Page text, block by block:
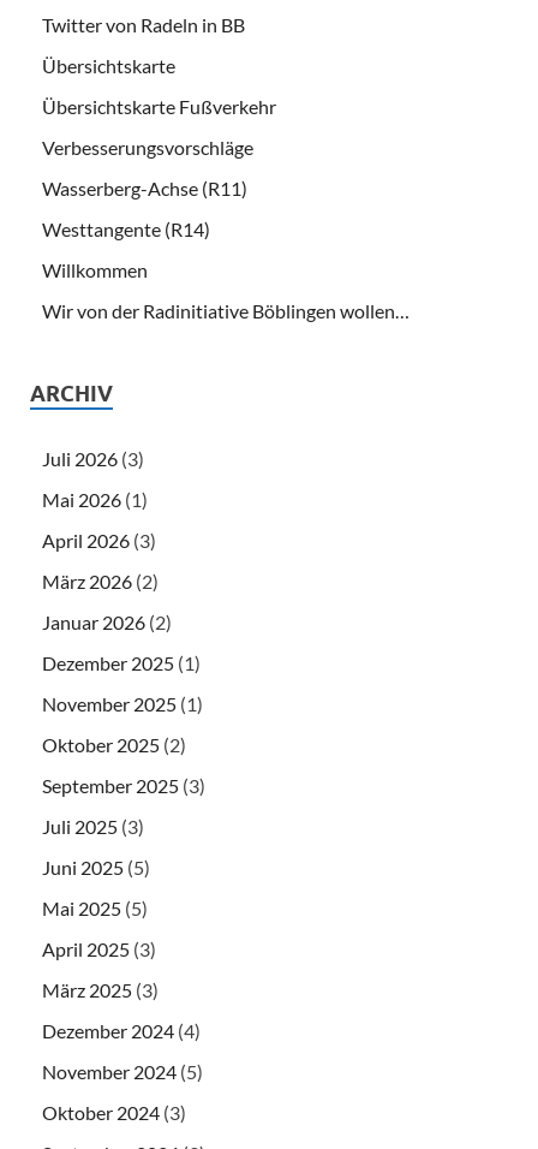
Twitter von Radeln in BB
Übersichtskarte
Übersichtskarte Fußverkehr
Verbesserungsvorschläge
Wasserberg-Achse (R11)
Westtangente (R14)
Willkommen
Wir von der Radinitiative Böblingen wollen…
ARCHIV
Juli 2026 (3)
Mai 2026 (1)
April 2026 (3)
März 2026 (2)
Januar 2026 (2)
Dezember 2025 (1)
November 2025 (1)
Oktober 2025 (2)
September 2025 (3)
Juli 2025 (3)
Juni 2025 (5)
Mai 2025 (5)
April 2025 (3)
März 2025 (3)
Dezember 2024 (4)
November 2024 (5)
Oktober 2024 (3)